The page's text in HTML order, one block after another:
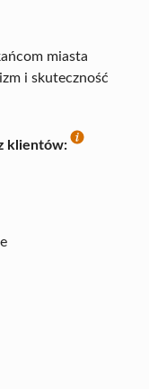
miasta
i skuteczność
klientów: